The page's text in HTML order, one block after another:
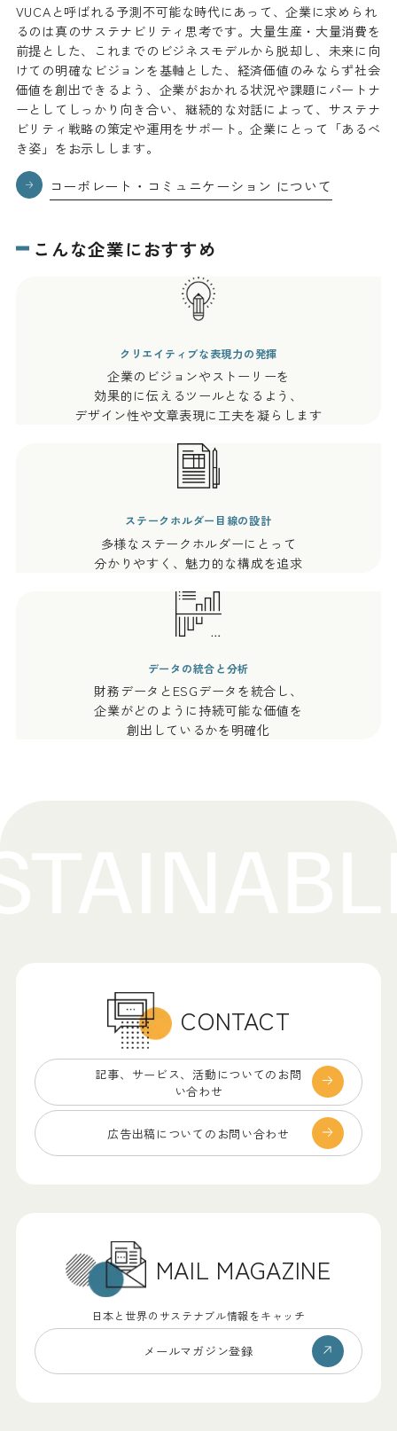
VUCAと呼ばれる予測不可能な時代にあって、企業に求められ
るのは真のサステナビリティ思考です。大量生産・大量消費を
前提とした、これまでのビジネスモデルから脱却し、未来に向
けての明確なビジョンを基軸とした、経済価値のみならず社会
価値を創出できるよう、企業がおかれる状況や課題にパートナ
ーとしてしっかり向き合い、継続的な対話によって、サステナ
ビリティ戦略の策定や運用をサポート。企業にとって「あるべ
き姿」をお示しします。
コーポレート・コミュニケーション について
こんな企業におすすめ
クリエイティブな表現力の発揮
企業のビジョンやストーリーを
効果的に伝えるツールとなるよう、
デザイン性や文章表現に工夫を凝らします
ステークホルダー目線の設計
多様なステークホルダーにとって
分かりやすく、魅力的な構成を追求
データの統合と分析
財務データとESGデータを統合し、
企業がどのように持続可能な価値を
創出しているかを明確化
CONTACT
記事、サービス、 活動についてのお問
い合わせ
広告出稿についての お問い合わせ
MAIL MAGAZINE
日本と世界のサステナブル情報をキャッチ
メールマガジン登録